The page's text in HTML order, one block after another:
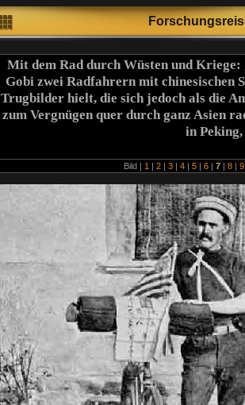
Mit dem Rad durch Wüsten und
Gobi zwei Radfahrern mit chinesischen
Trugbilder hielt, die sich jedoch als die
zum Vergnügen quer durch ganz Asien
in
Bild | 1 | 2 | 3 | 4 | 5 | 6 | 7 | 8 |